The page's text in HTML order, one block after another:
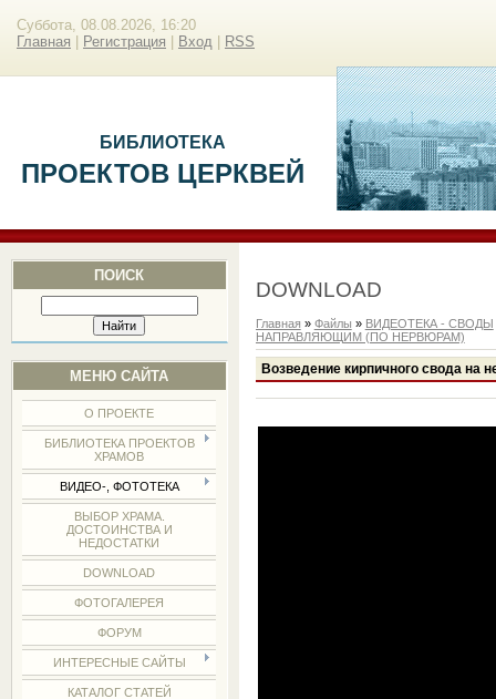
Суббота, 08.08.2026, 16:20
Главная
Регистрация Вход RSS
БИБЛИОТЕКА
ПРОЕКТОВ ЦЕРКВЕЙ
ПОИСК
МЕНЮ САЙТА
О ПРОЕКТЕ
БИБЛИОТЕКА ПРОЕКТОВ
ХРАМОВ
ВИДЕО-, ФОТОТЕКА
ВЫБОР ХРАМА.
ДОСТОИНСТВА И
НЕДОСТАТКИ
DOWNLOAD
ФОТОГАЛЕРЕЯ
ФОРУМ
ИНТЕРЕСНЫЕ САЙТЫ
КАТАЛОГ СТАТЕЙ
DOWNLOAD
Главная » Файлы » ВИДЕОТЕКА - СВОДЫ
НАПРАВЛЯЮЩИМ (ПО НЕРВЮРАМ)
Возведение кирпичного свода на